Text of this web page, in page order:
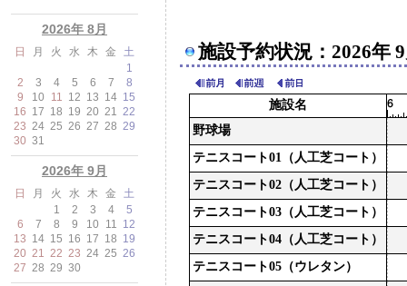
施設予約状況：2026年
施設名
野球場
テニスコート01（人工芝コート）
テニスコート02（人工芝コート）
テニスコート03（人工芝コート）
テニスコート04（人工芝コート）
テニスコート05（ウレタン）
2026年 8月
日 月 火 水 木 金
土
1
2
3 4 5 6 7
8
9
10 11 12 13 14 15
16 17 18 19 20 21 22
23 24 25 26 27 28 29
30 31
2026年 9月
日 月 火 水 木 金
土
1
2 3 4
5
6
7 8 9 10 11 12
13 14 15 16 17 18 19
20 21 22 23 24 25 26
27 28 29 30